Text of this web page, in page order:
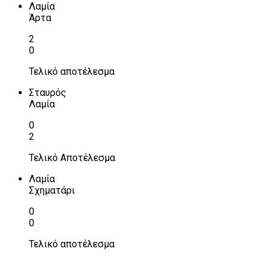
Λαμία
Άρτα
2
0
Τελικό αποτέλεσμα
Σταυρός
Λαμία
0
2
Τελικό Αποτέλεσμα
Λαμία
Σχηματάρι
0
0
Τελικό αποτέλεσμα